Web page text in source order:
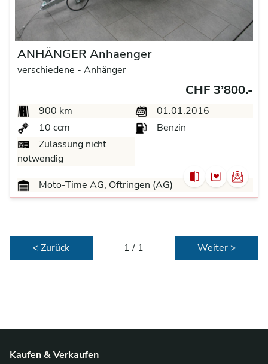
ANHÄNGER Anhaenger
verschiedene - Anhänger
CHF 3’800.-
900 km
01.01.2016
10 ccm
Benzin
Zulassung nicht
notwendig
Moto-Time AG, Oftringen (AG)
< Zurück 1 / 1 Weiter >
Kaufen & Verkaufen